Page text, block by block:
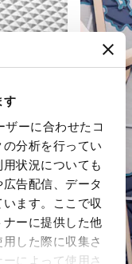
す
ーに合わせたコ
分析を行ってい
状況についても
告配信、データ
ます。ここで収
ーに提供した他
した際に収集さ
によって使用さ